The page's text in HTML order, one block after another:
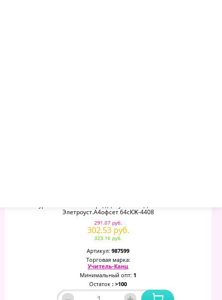
Журнал Учета Раб.наряд.допуск.расп.для Работы В
Элетроуст.А4офсет 64сКЖ-4408
291.07 руб.
302.53 руб.
323.16 руб.
Артикул: 987599
Торговая марка:
Учитель-Канц
Минимальный опт: 1
Остаток : >100